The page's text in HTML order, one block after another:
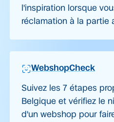
l'inspiration lorsque
réclamation à la partie
WebshopCheck
Suivez les 7 étapes
Belgique et vérifiez le
d'un webshop pour